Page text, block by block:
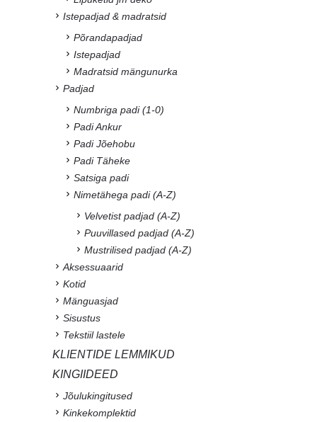
Istepadjad & madratsid
Põrandapadjad
Istepadjad
Madratsid mängunurka
Padjad
Numbriga padi (1-0)
Padi Ankur
Padi Jõehobu
Padi Täheke
Satsiga padi
Nimetähega padi (A-Z)
Velvetist padjad (A-Z)
Puuvillased padjad (A-Z)
Mustrilised padjad (A-Z)
Aksessuaarid
Kotid
Mänguasjad
Sisustus
Tekstiil lastele
KLIENTIDE LEMMIKUD
KINGIIDEED
Jõulukingitused
Kinkekomplektid